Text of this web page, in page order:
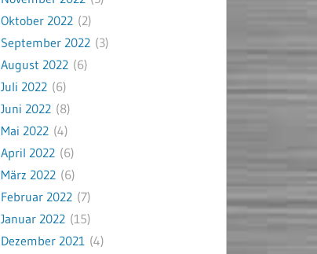
Oktober 2022 (2)
September 2022 (3)
August 2022 (6)
Juli 2022 (6)
Juni 2022 (8)
Mai 2022 (4)
April 2022 (6)
März 2022 (6)
Februar 2022 (7)
Januar 2022 (15)
Dezember 2021 (4)